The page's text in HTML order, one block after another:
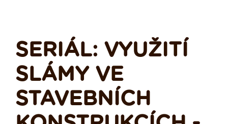
SERIÁL: VYUŽITÍ
SLÁMY VE
STAVEBNÍCH